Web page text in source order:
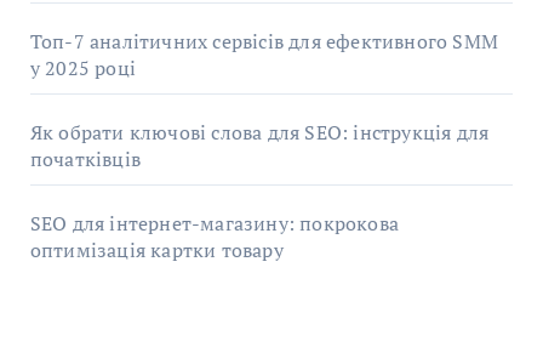
Топ-7 аналітичних сервісів для ефективного SMM
у 2025 році
Як обрати ключові слова для SEO: інструкція для
початківців
SEO для інтернет-магазину: покрокова
оптимізація картки товару